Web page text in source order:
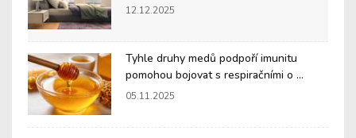
12.12.2025
Tyhle druhy medů podpoří imunitu
pomohou bojovat s respiračními o ...
05.11.2025